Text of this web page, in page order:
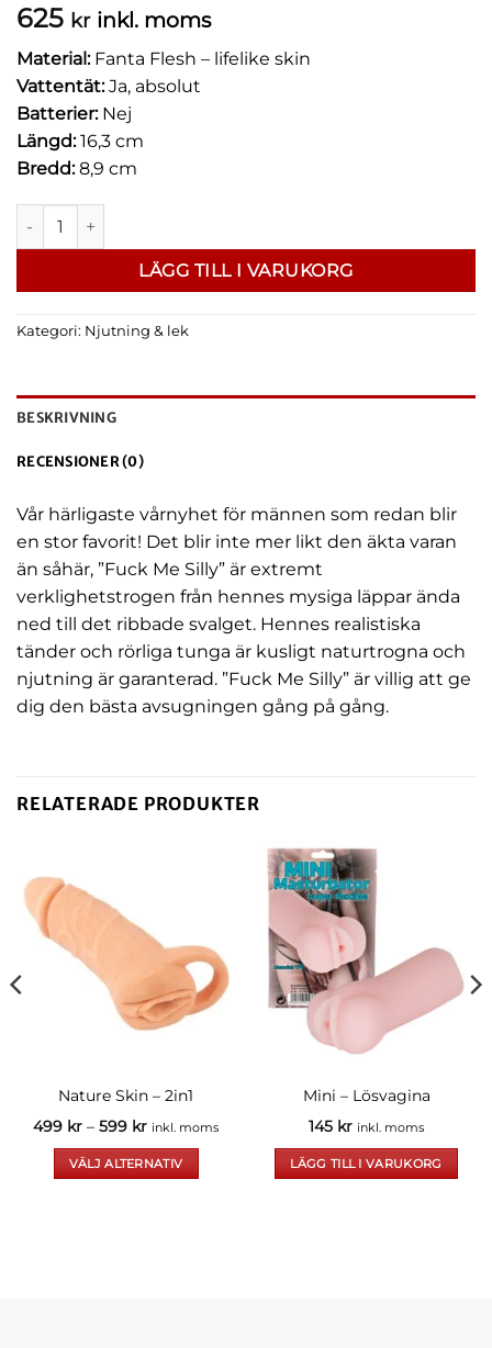
625 kr inkl. moms
Material: Fanta Flesh – lifelike skin
Vattentät:Ja, absolut
Batterier:Nej
Längd:16,3 cm
Bredd:8,9 cm
"Fuck Me Silly To Go" - Oralsex simulator mängd
LÄGG TILL I VARUKORG
Kategori: Njutning & lek
BESKRIVNING
RECENSIONER (0)
Vår härligaste vårnyhet för männen som redan blir
en stor favorit! Det blir inte mer likt den äkta varan
än såhär, ”Fuck Me Silly” är extremt
verklighetstrogen från hennes mysiga läppar ända
ned till det ribbade svalget. Hennes realistiska
tänder och rörliga tunga är kusligt naturtrogna och
njutning är garanterad. ”Fuck Me Silly” är villig att ge
dig den bästa avsugningen gång på gång.
RELATERADE PRODUKTER
Nature Skin – 2in1
499 kr – 599 krPrisintervall:
till
599 kr
inkl. moms
VÄLJ ALTERNATIV
Mini – Lösvagina
145 kr inkl. moms
LÄGG TILL I VARUKORG